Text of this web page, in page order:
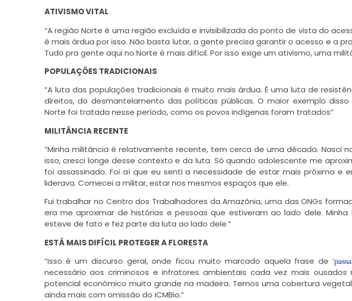
ATIVISMO VITAL
“A região Norte é uma região excluída e invisibilizada do ponto de vista do
é mais árdua por isso. Não basta lutar, a gente precisa garantir o acesso e a
Tudo pra gente aqui no Norte é mais difícil. Por isso exige um ativismo, uma
POPULAÇÕES TRADICIONAIS
“A luta das populações tradicionais é muito mais árdua. É uma luta de
direitos, do desmantelamento das políticas públicas. O maior exemplo
Norte foi tratada nesse período, como os povos indígenas foram tratados”
MILITÂNCIA RECENTE
“Minha militância é relativamente recente, tem cerca de uma década. Nasci
isso, cresci longe desse contexto e da luta. Só quando adolescente me
foi assassinado. Foi aí que eu senti a necessidade de estar mais próxima e
liderava. Comecei a militar, estar nos mesmos espaços que ele.
Fui trabalhar no Centro dos Trabalhadores da Amazônia, uma das ONGs
era me aproximar de histórias e pessoas que estiveram ao lado dele.
esteve de fato e fez parte da luta ao lado dele.”
ESTÁ MAIS DIFÍCIL PROTEGER A FLORESTA
“Isso é um discurso geral, onde ficou muito marcado aquela frase de ‘
necessário aos criminosos e infratores ambientais cada vez mais
potencial econômico muito grande na madeira. Temos uma cobertura
ainda mais com omissão do ICMBio.”